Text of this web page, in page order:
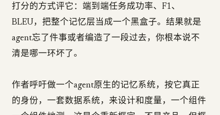
打分的方式评它：端到端任务成功率、F1、
BLEU，把整个记忆层当成一个黑盒子。结果就是
agent忘了件事或者编造了一段过去，你根本说不
清是哪一环坏了。
作者呼吁做一个agent原生的记忆系统，按它真正
的身份，一套数据系统，来设计和度量，一个组件